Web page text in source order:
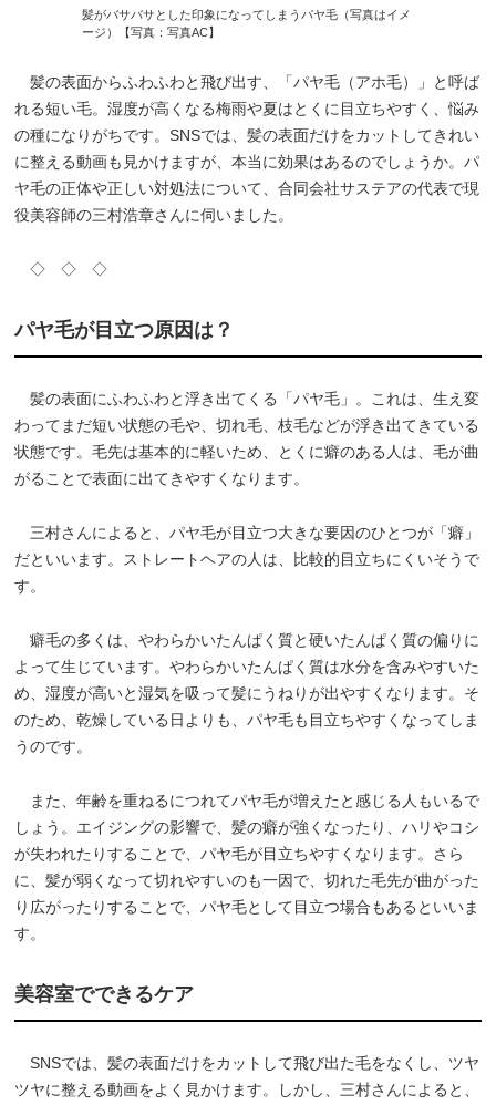
髪がバサバサとした印象になってしまうパヤ毛（写真はイメ
ージ）【写真：写真AC】
髪の表面からふわふわと飛び出す、「パヤ毛（アホ毛）」と呼ば
れる短い毛。湿度が高くなる梅雨や夏はとくに目立ちやすく、悩み
の種になりがちです。SNSでは、髪の表面だけをカットしてきれい
に整える動画も見かけますが、本当に効果はあるのでしょうか。パ
ヤ毛の正体や正しい対処法について、合同会社サステアの代表で現
役美容師の三村浩章さんに伺いました。
◇ ◇ ◇
パヤ毛が目立つ原因は？
髪の表面にふわふわと浮き出てくる「パヤ毛」。これは、生え変
わってまだ短い状態の毛や、切れ毛、枝毛などが浮き出てきている
状態です。毛先は基本的に軽いため、とくに癖のある人は、毛が曲
がることで表面に出てきやすくなります。
三村さんによると、パヤ毛が目立つ大きな要因のひとつが「癖」
だといいます。ストレートヘアの人は、比較的目立ちにくいそうで
す。
癖毛の多くは、やわらかいたんぱく質と硬いたんぱく質の偏りに
よって生じています。やわらかいたんぱく質は水分を含みやすいた
め、湿度が高いと湿気を吸って髪にうねりが出やすくなります。そ
のため、乾燥している日よりも、パヤ毛も目立ちやすくなってしま
うのです。
また、年齢を重ねるにつれてパヤ毛が増えたと感じる人もいるで
しょう。エイジングの影響で、髪の癖が強くなったり、ハリやコシ
が失われたりすることで、パヤ毛が目立ちやすくなります。さら
に、髪が弱くなって切れやすいのも一因で、切れた毛先が曲がった
り広がったりすることで、パヤ毛として目立つ場合もあるといいま
す。
美容室でできるケア
SNSでは、髪の表面だけをカットして飛び出た毛をなくし、ツヤ
ツヤに整える動画をよく見かけます。しかし、三村さんによると、